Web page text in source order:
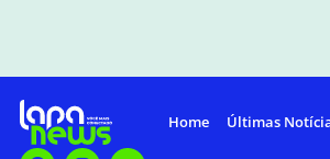
Home Últimas